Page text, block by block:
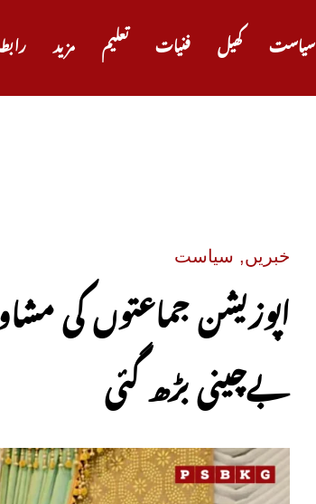
مزید تعلیم فنیات کھیل سیاست
خبریں, سیاست
اپوزیشن جماعتوں کی
بےچینی بڑھ گئی